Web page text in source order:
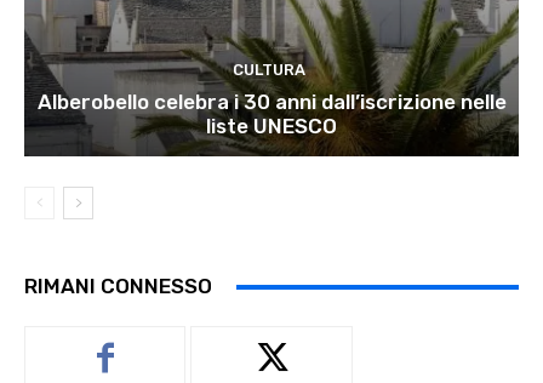
CULTURA
Alberobello celebra i 30 anni dall’iscrizione nelle
liste UNESCO
RIMANI CONNESSO